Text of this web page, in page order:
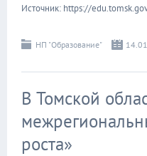
Источник: https://
НП "Образование"
В Томской
роста»